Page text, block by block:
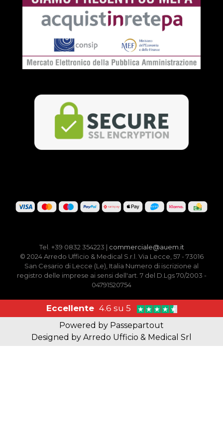
Tel. +39 0832 354223 | commerciale@auem.it
© 2024 Arredo Ufficio & Medical S.r.l. Via Lecce, 57 - 73016
San Cesario di Lecce (Le), Italia Numero di iscrizione al
registro delle imprese ai sensi dell'art. 7 del D.Lgs 70/2003 -
04791520754
Eccellente 4.6 su 5
Powered by Passepartout
Designed by Arredo Ufficio & Medical Srl